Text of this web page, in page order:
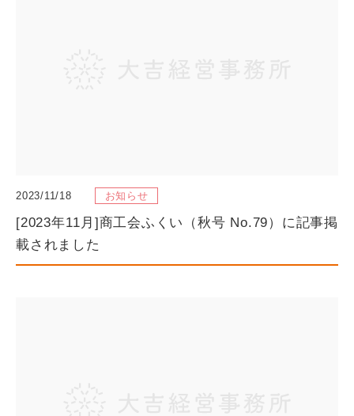
2023/11/18 お知らせ
[2023年11月]商工会ふくい（秋号 No.79）に記事掲
載されました